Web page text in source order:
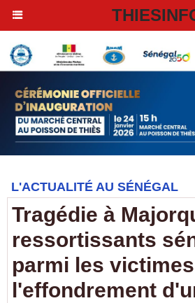
L'ACTUALITÉ AU SÉNÉGAL
Tragédie à
ressortissants
parmi les
l'effondrement